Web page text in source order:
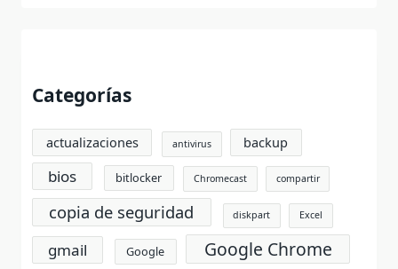
Categorías
actualizaciones antivirus backup
bios bitlocker Chromecast compartir
copia de seguridad diskpart Excel
gmail Google
Google Chrome